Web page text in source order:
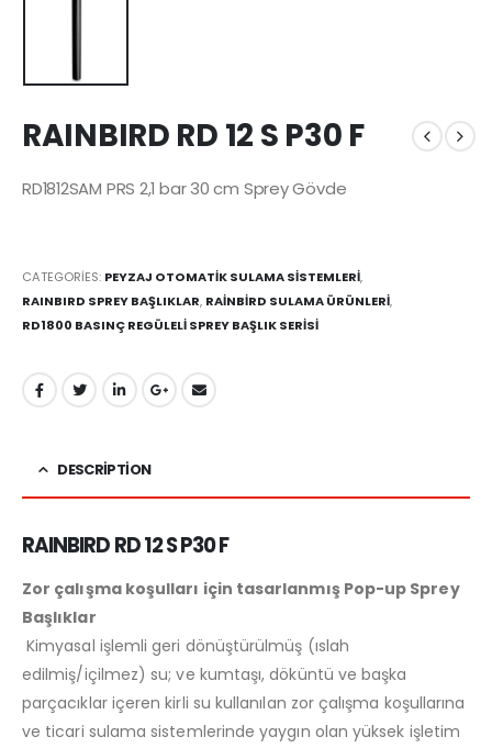
RAINBIRD RD 12 S P30 F
RD1812SAM PRS 2,1 bar 30 cm Sprey Gövde
CATEGORIES: PEYZAJ OTOMATİK SULAMA SİSTEMLERİ,
RAINBIRD SPREY BAŞLIKLAR, RAİNBİRD SULAMA ÜRÜNLERİ,
RD1800 BASINÇ REGÜLELİ SPREY BAŞLIK SERİSİ
DESCRIPTION
RAINBIRD RD 12 S P30 F
Zor çalışma koşulları için tasarlanmış Pop-up Sprey
Başlıklar
Kimyasal işlemli geri dönüştürülmüş (ıslah
edilmiş/içilmez) su; ve kumtaşı, döküntü ve başka
parçacıklar içeren kirli su kullanılan zor çalışma koşullarına
ve ticari sulama sistemlerinde yaygın olan yüksek işletim